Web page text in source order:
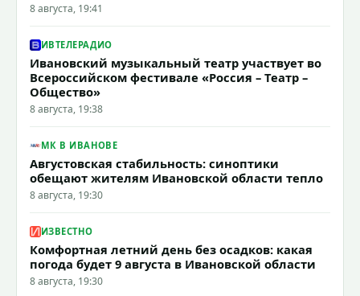
8 августа, 19:41
ИВТЕЛЕРАДИО
Ивановский музыкальный театр участвует во
Всероссийском фестивале «Россия – Театр –
Общество»
8 августа, 19:38
МК В ИВАНОВЕ
Августовская стабильность: синоптики
обещают жителям Ивановской области тепло
8 августа, 19:30
ИЗВЕСТНО
Комфортная летний день без осадков: какая
погода будет 9 августа в Ивановской области
8 августа, 19:30